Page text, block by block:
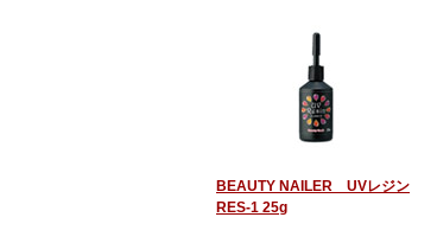
BEAUTY NAILER UVレジン
RES-1 25g